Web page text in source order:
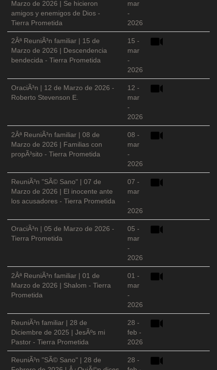
Marzo de 2026 | Se hicieron
amigos y enemigos de Dios -
Tierra Prometida
mar
-
2026
2Âª ReuniÃ³n familiar | 15 de
Marzo de 2026 | Descendencia
bendecida - Tierra Prometida
15 -
mar
-
2026
OraciÃ³n | 12 de Marzo de 2026 -
Roberto Stevenson E.
12 -
mar
-
2026
2Âª ReuniÃ³n familiar | 08 de
Marzo de 2026 | Familias con
propÃ³sito - Tierra Prometida
08 -
mar
-
2026
ReuniÃ³n "SÃ© Sano" | 07 de
Marzo de 2026 | El inocente ante
los acusadores - Tierra Prometida
07 -
mar
-
2026
OraciÃ³n | 05 de Marzo de 2026 -
Tierra Prometida
05 -
mar
-
2026
2Âª ReuniÃ³n familiar | 01 de
Marzo de 2026 | Shalom - Tierra
Prometida
01 -
mar
-
2026
ReuniÃ³n familiar | 28 de
Diciembre de 2025 | JesÃºs mi
Pastor - Tierra Prometida
28 -
feb -
2026
ReuniÃ³n "SÃ© Sano" | 28 de
28 -